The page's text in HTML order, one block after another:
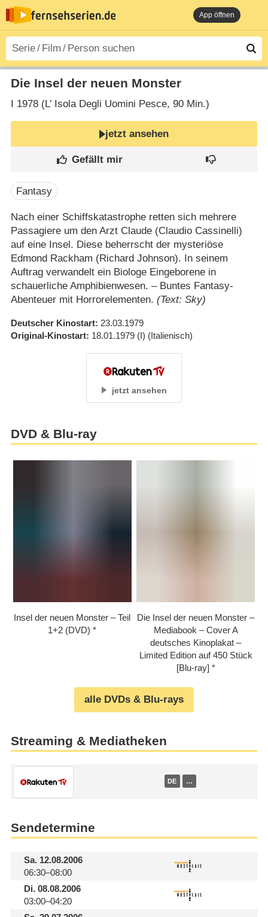
App öffnen
Die Insel der neuen Monster
1978 (L’ Isola Degli Uomini Pesce‎, 90 Min.)
jetzt ansehen
Fantasy
Nach einer Schiffskatastrophe retten sich mehrere
Passagiere um den Arzt Claude (Claudio Cassinelli)
auf eine Insel. Diese beherrscht der mysteriöse
Edmond Rackham (Richard Johnson). In seinem
Auftrag verwandelt ein Biologe Eingeborene in
schauerliche Amphibienwesen. – Buntes Fantasy-
Abenteuer mit Horrorelementen. (Text: Sky)
Deutscher Kinostart 23.03.1979
Original-Kinostart 18.01.1979 (I) (Italienisch)
jetzt ansehen
DVD & Blu-ray
Insel der neuen Monster – Teil
1+2 (DVD)
Die Insel der neuen Monster –
Mediabook – Cover A
deutsches Kinoplakat –
Limited Edition auf 450 Stück
[Blu-ray]
alle DVDs & Blu-rays
Streaming & Mediatheken
DE …
Sendetermine
Sa.12.08.2006
06:30–08:00
Di.08.08.2006
03:00–04:20